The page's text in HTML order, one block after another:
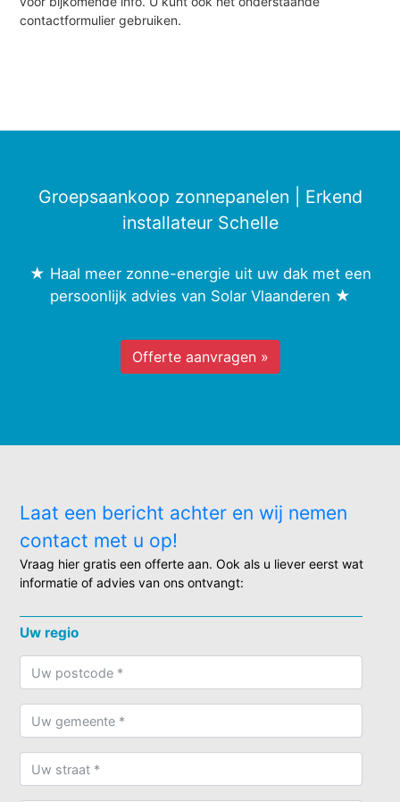
contactformulier gebruiken.
Groepsaankoop zonnepanelen | Erkend
installateur Schelle
★ Haal meer zonne-energie uit uw dak met een
persoonlijk advies van Solar Vlaanderen ★
Offerte aanvragen »
Laat een bericht achter en wij nemen
contact met u op!
Vraag hier gratis een offerte aan. Ook als u liever eerst wat
informatie of advies van ons ontvangt:
Uw regio